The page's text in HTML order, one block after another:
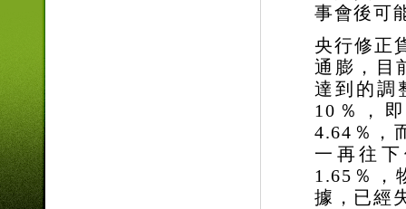
事會後可
央行修正
通膨，目
達到的調
10％，
4.64％，
一再往
1.65％，
據，已經